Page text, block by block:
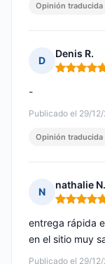
Opinión traducida
D
Denis R.
Nota: 5 de
Publicado el 29/
-
Opinión traducida
N
nathalie N.
Nota: 5 de
Publicado el 29/
entrega rápida
en el sitio muy